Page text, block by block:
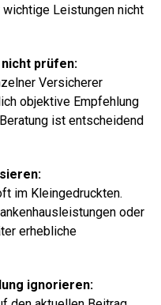
Leistungen nicht
prüfen:
Versicherer
objektive Empfehlung
ist entscheidend
im Kleingedruckten.
oder
erhebliche
ignorieren: